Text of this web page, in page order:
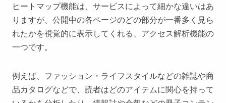
ヒートマップ機能は、サービスによって細かな違いはあ
りますが、公開中の各ページのどの部分が一番多く見ら
れたかを視覚的に表示してくれる、アクセス解析機能の
一つです。
例えば、ファッション・ライフスタイルなどの雑誌や商
品カタログなどで、読者はどのアイテムに関心を持って